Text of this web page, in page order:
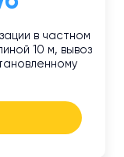
в частном
10 м, вывоз